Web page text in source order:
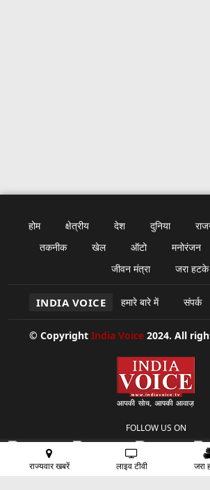
राज्यवार खबरें लाइव टीवी जरा
होम क्षेत्रीय देश दुनिया
तकनीक
खेल ऑटो मनोरंजन
जीवन मंत्रा
जरा हटके
INDIA VOICE हमारे बारे में संपर्क
© Copyright India Voice 2024. All
FOLLOW US ON